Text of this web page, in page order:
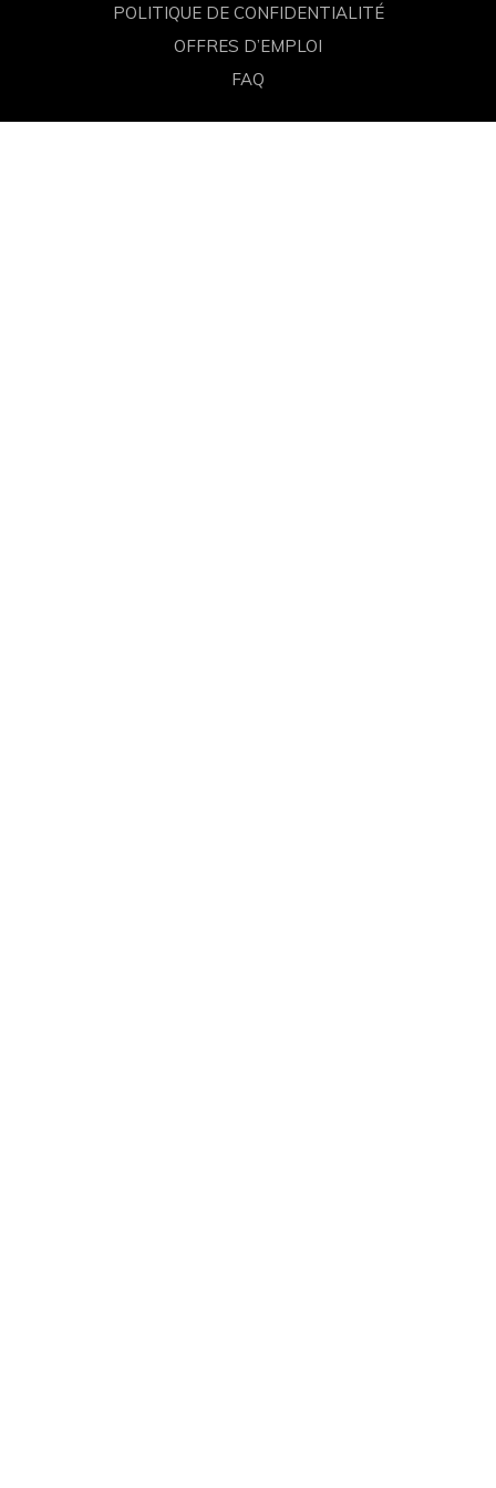
POLITIQUE DE CONFIDENTIALITÉ
OFFRES D’EMPLOI
FAQ